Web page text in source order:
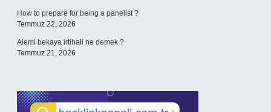
How to prepare for being a panelist ?
Temmuz 22, 2026
Alemi bekaya irtihali ne demek ?
Temmuz 21, 2026